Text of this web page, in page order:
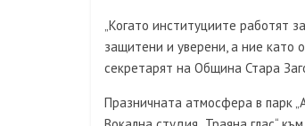
„Когато институциите работят
защитени и уверени, а ние
секретарят на Община Стара
Празничната атмосфера в парк